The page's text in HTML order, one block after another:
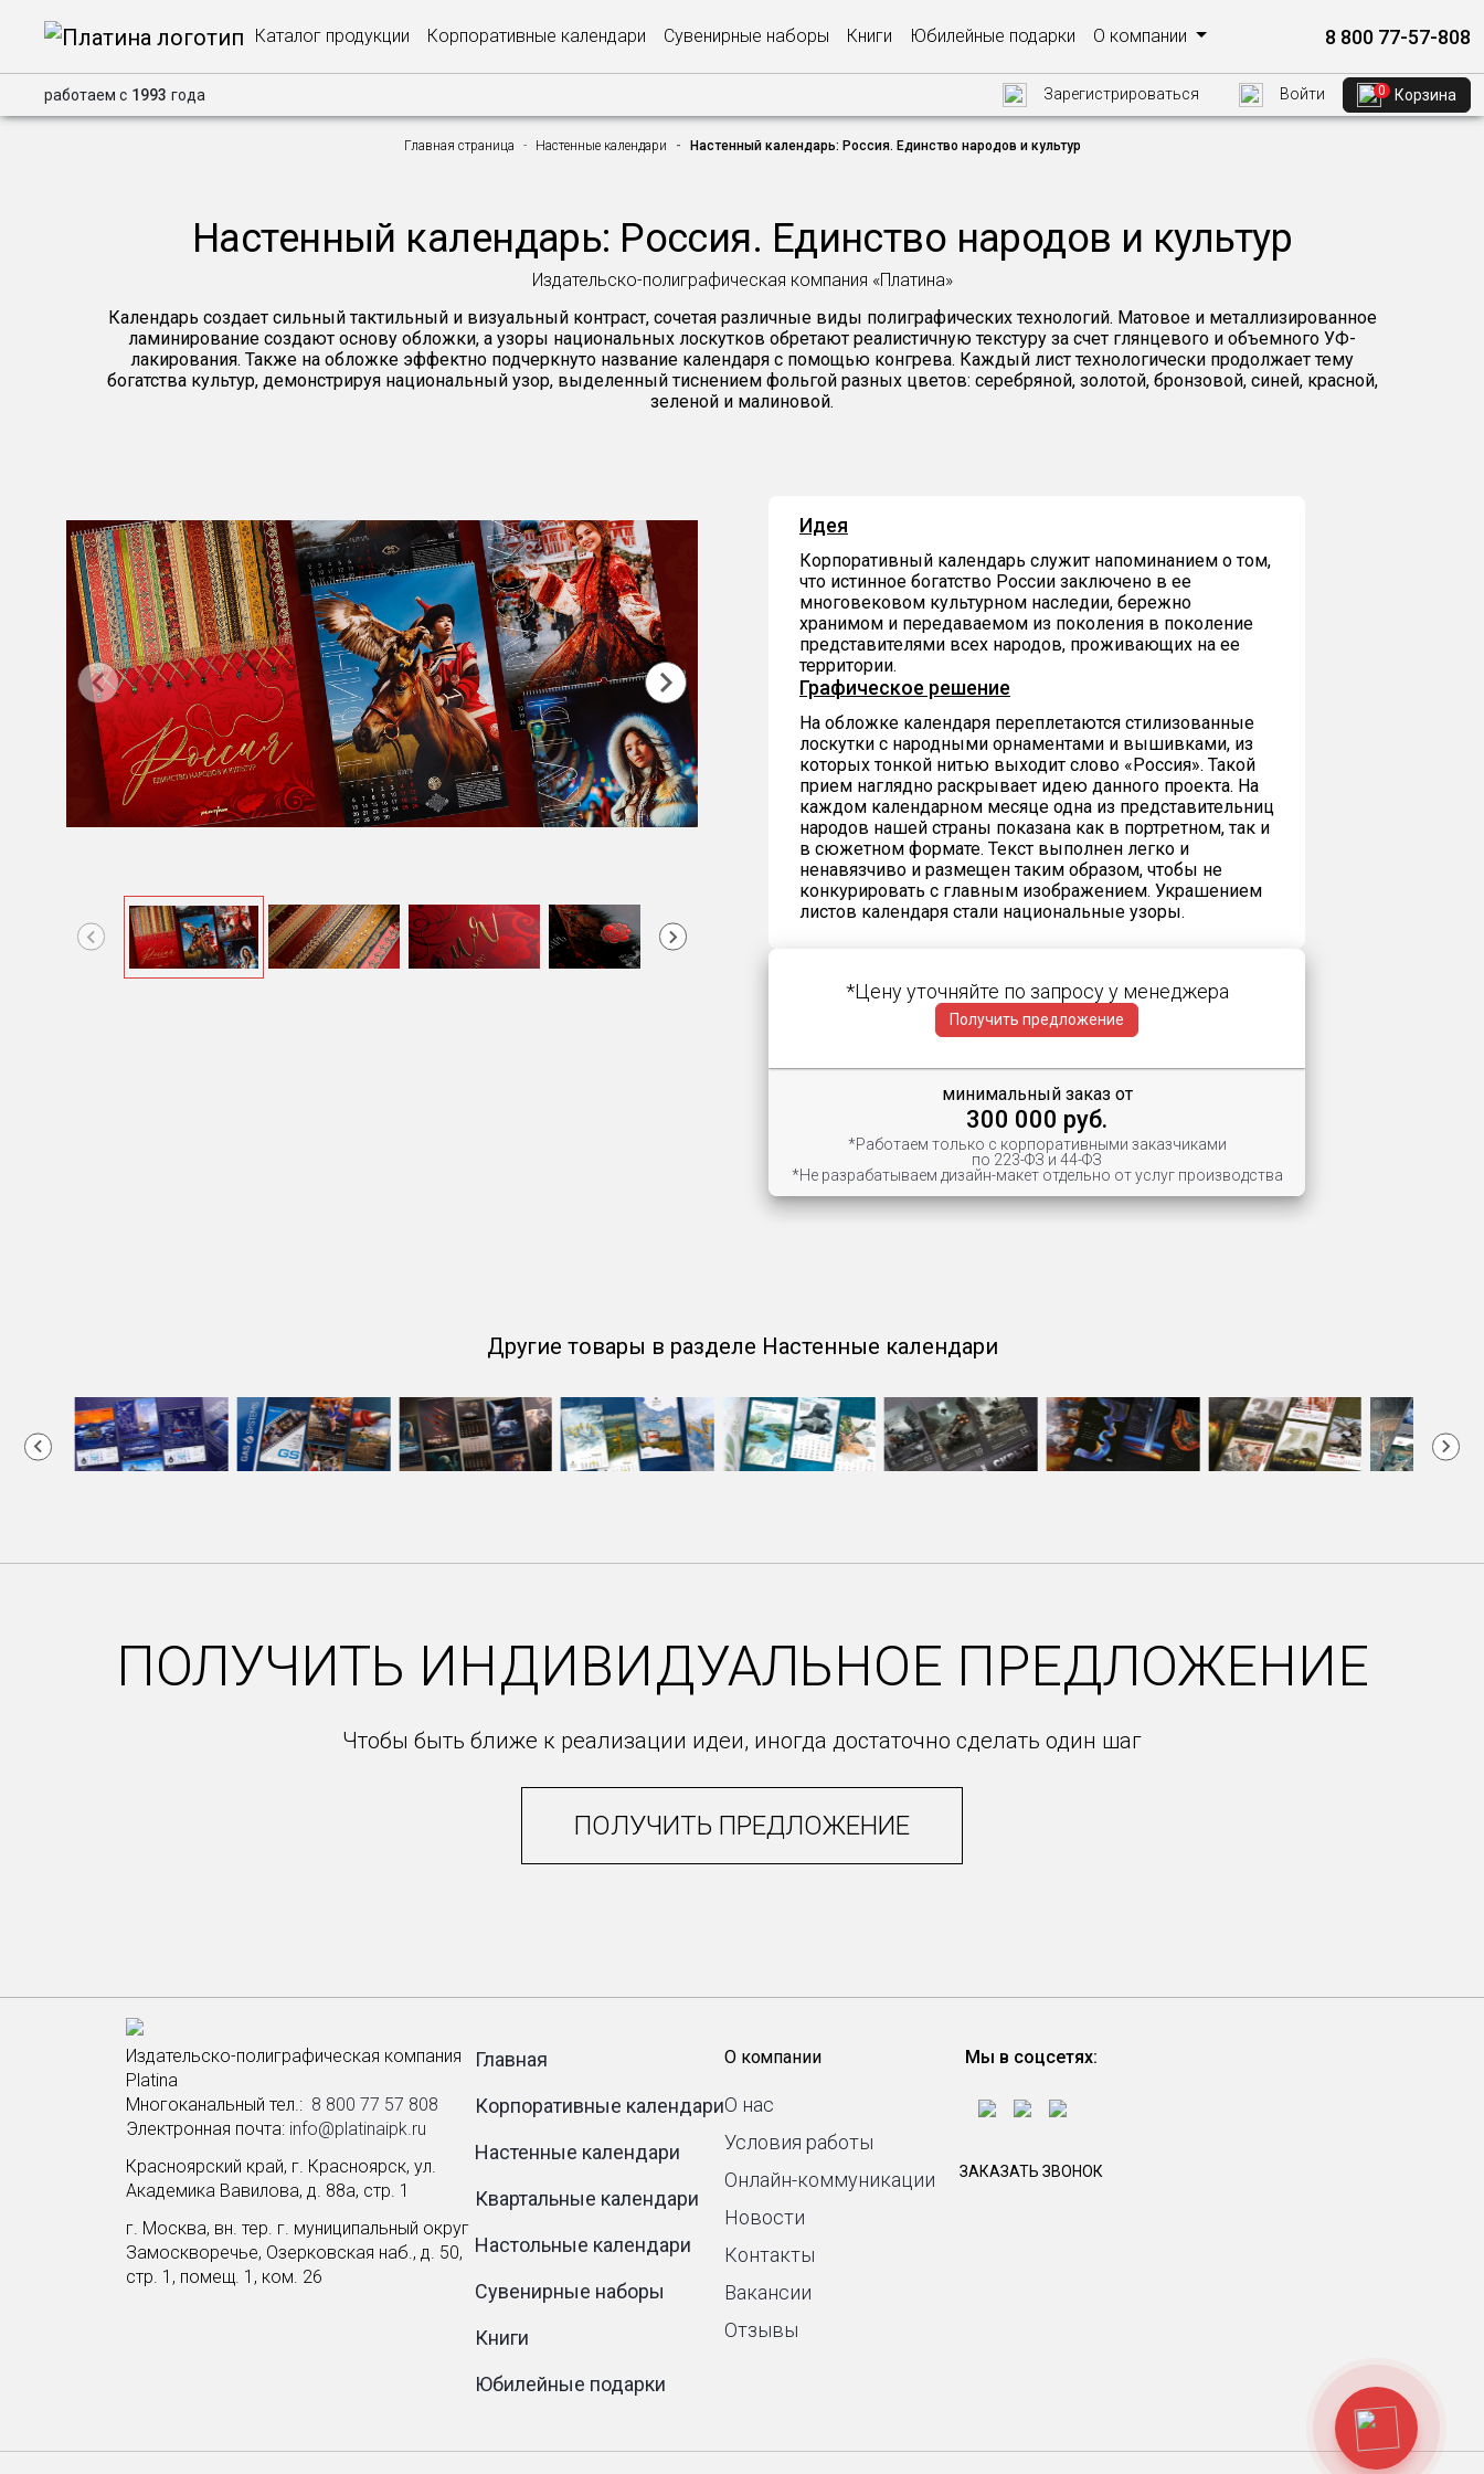
Каталог продукции Корпоративные календари Сувенирные наборы Книги Юбилейные подарки О компании 8 800 77-57-808
работаем с 1993 года Зарегистрироваться Войти 0 Корзина
Главная страница Настенные календари Настенный календарь: Россия. Единство народов и культур
Настенный календарь: Россия. Единство народов и культур
Издательско-полиграфическая компания «Платина»
Календарь создает сильный тактильный и визуальный контраст, сочетая различные виды полиграфических технологий. Матовое и металлизированное
ламинирование создают основу обложки, а узоры национальных лоскутков обретают реалистичную текстуру за счет глянцевого и объемного УФ-
лакирования. Также на обложке эффектно подчеркнуто название календаря с помощью конгрева. Каждый лист технологически продолжает тему
богатства культур, демонстрируя национальный узор, выделенный тиснением фольгой разных цветов: серебряной, золотой, бронзовой, синей, красной,
зеленой и малиновой.
10
Идея
Корпоративный календарь служит напоминанием о том,
что истинное богатство России заключено в ее
многовековом культурном наследии, бережно
хранимом и передаваемом из поколения в поколение
представителями всех народов, проживающих на ее
территории.
Графическое решение
На обложке календаря переплетаются стилизованные
лоскутки с народными орнаментами и вышивками, из
которых тонкой нитью выходит слово «Россия». Такой
прием наглядно раскрывает идею данного проекта. На
каждом календарном месяце одна из представительниц
народов нашей страны показана как в портретном, так и
в сюжетном формате. Текст выполнен легко и
ненавязчиво и размещен таким образом, чтобы не
конкурировать с главным изображением. Украшением
листов календаря стали национальные узоры.
*Цену уточняйте по запросу у менеджера
Получить предложение
минимальный заказ от
300 000 руб.
*Работаем только с корпоративными заказчиками
по 223-ФЗ и 44-ФЗ
*Не разрабатываем дизайн-макет отдельно от услуг производства
Другие товары в разделе Настенные календари
of
ПОЛУЧИТЬ ИНДИВИДУАЛЬНОЕ ПРЕДЛОЖЕНИЕ
Чтобы быть ближе к реализации идеи, иногда достаточно сделать один шаг
ПОЛУЧИТЬ ПРЕДЛОЖЕНИЕ
Издательско-полиграфическая компания
Platina
Многоканальный тел.: ­ 8 800 77 57 808
Электронная почта: info@platinaipk.ru
Красноярский край, г. Красноярск, ул.
Академика Вавилова, д. 88а, стр. 1
г. Москва, вн. тер. г. муниципальный округ
Замоскворечье, Озерковская наб., д. 50,
стр. 1, помещ. 1, ком. 26
Главная
Корпоративные календари
Настенные календари
Квартальные календари
Настольные календари
Сувенирные наборы
Книги
Юбилейные подарки
О компании
О нас
Условия работы
Онлайн-коммуникации
Новости
Контакты
Вакансии
Отзывы
Мы в соцсетях:
ЗАКАЗАТЬ ЗВОНОК